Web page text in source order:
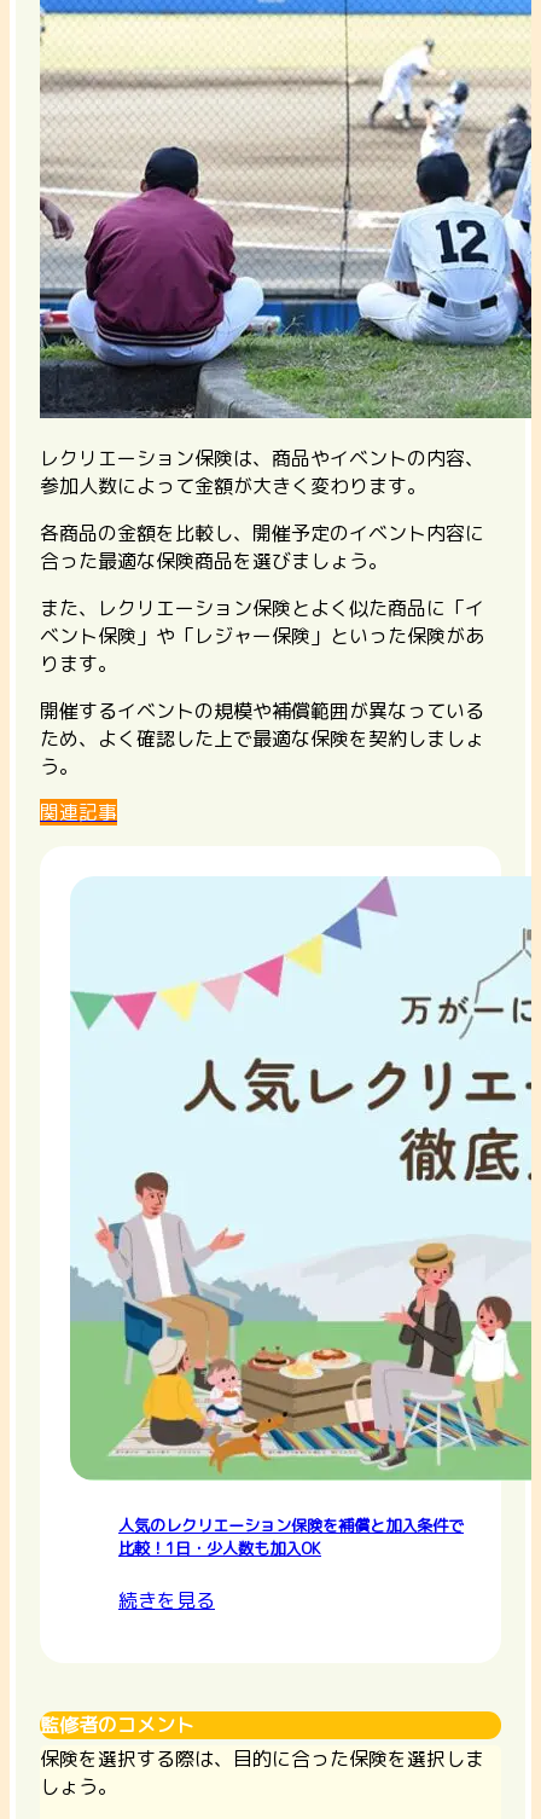
レクリエーション保険は、商品やイベントの内容、
参加人数によって金額が大きく変わります。
各商品の金額を比較し、開催予定のイベント内容に
合った最適な保険商品を選びましょう。
また、レクリエーション保険とよく似た商品に「イ
ベント保険」や「レジャー保険」といった保険があ
ります。
開催するイベントの規模や補償範囲が異なっている
ため、よく確認した上で最適な保険を契約しましょ
う。
関連記事
人気のレクリエーション保険を補償と加入条件で
比較！1日・少人数も加入OK
続きを見る
監修者のコメント
保険を選択する際は、目的に合った保険を選択しま
しょう。